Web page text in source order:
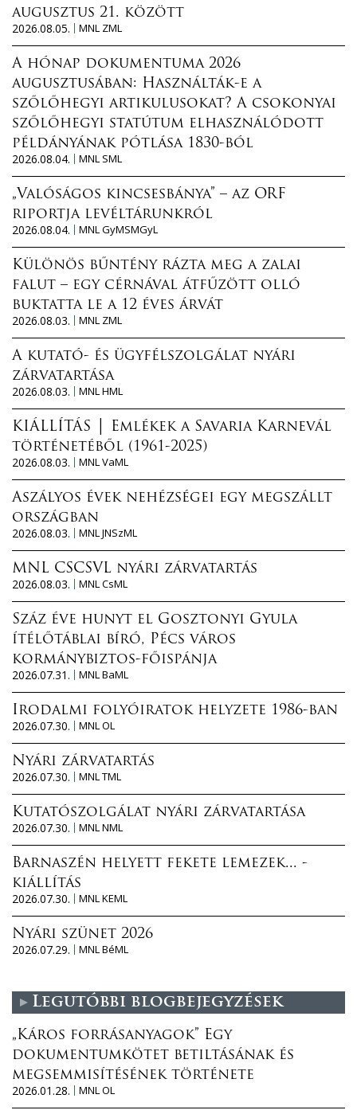
augusztus 21. között
2026.08.05.
MNL ZML
A hónap dokumentuma 2026
augusztusában: Használták-e a
szőlőhegyi artikulusokat? A csokonyai
szőlőhegyi statútum elhasználódott
példányának pótlása 1830-ból
2026.08.04.
MNL SML
„Valóságos kincsesbánya” – az ORF
riportja levéltárunkról
2026.08.04.
MNL GyMSMGyL
Különös bűntény rázta meg a zalai
falut – egy cérnával átfűzött olló
buktatta le a 12 éves árvát
2026.08.03.
MNL ZML
A kutató- és ügyfélszolgálat nyári
zárvatartása
2026.08.03.
MNL HML
KIÁLLÍTÁS │ Emlékek a Savaria Karnevál
történetéből (1961-2025)
2026.08.03.
MNL VaML
Aszályos évek nehézségei egy megszállt
országban
2026.08.03.
MNL JNSzML
MNL CSCSVL nyári zárvatartás
2026.08.03.
MNL CsML
Száz éve hunyt el Gosztonyi Gyula
ítélőtáblai bíró, Pécs város
kormánybiztos-főispánja
2026.07.31.
MNL BaML
Irodalmi folyóiratok helyzete 1986-ban
2026.07.30.
MNL OL
Nyári zárvatartás
2026.07.30.
MNL TML
Kutatószolgálat nyári zárvatartása
2026.07.30.
MNL NML
Barnaszén helyett fekete lemezek... -
kiállítás
2026.07.30.
MNL KEML
Nyári szünet 2026
2026.07.29.
MNL BéML
Legutóbbi blogbejegyzések
„Káros forrásanyagok” Egy
dokumentumkötet betiltásának és
megsemmisítésének története
2026.01.28.
MNL OL